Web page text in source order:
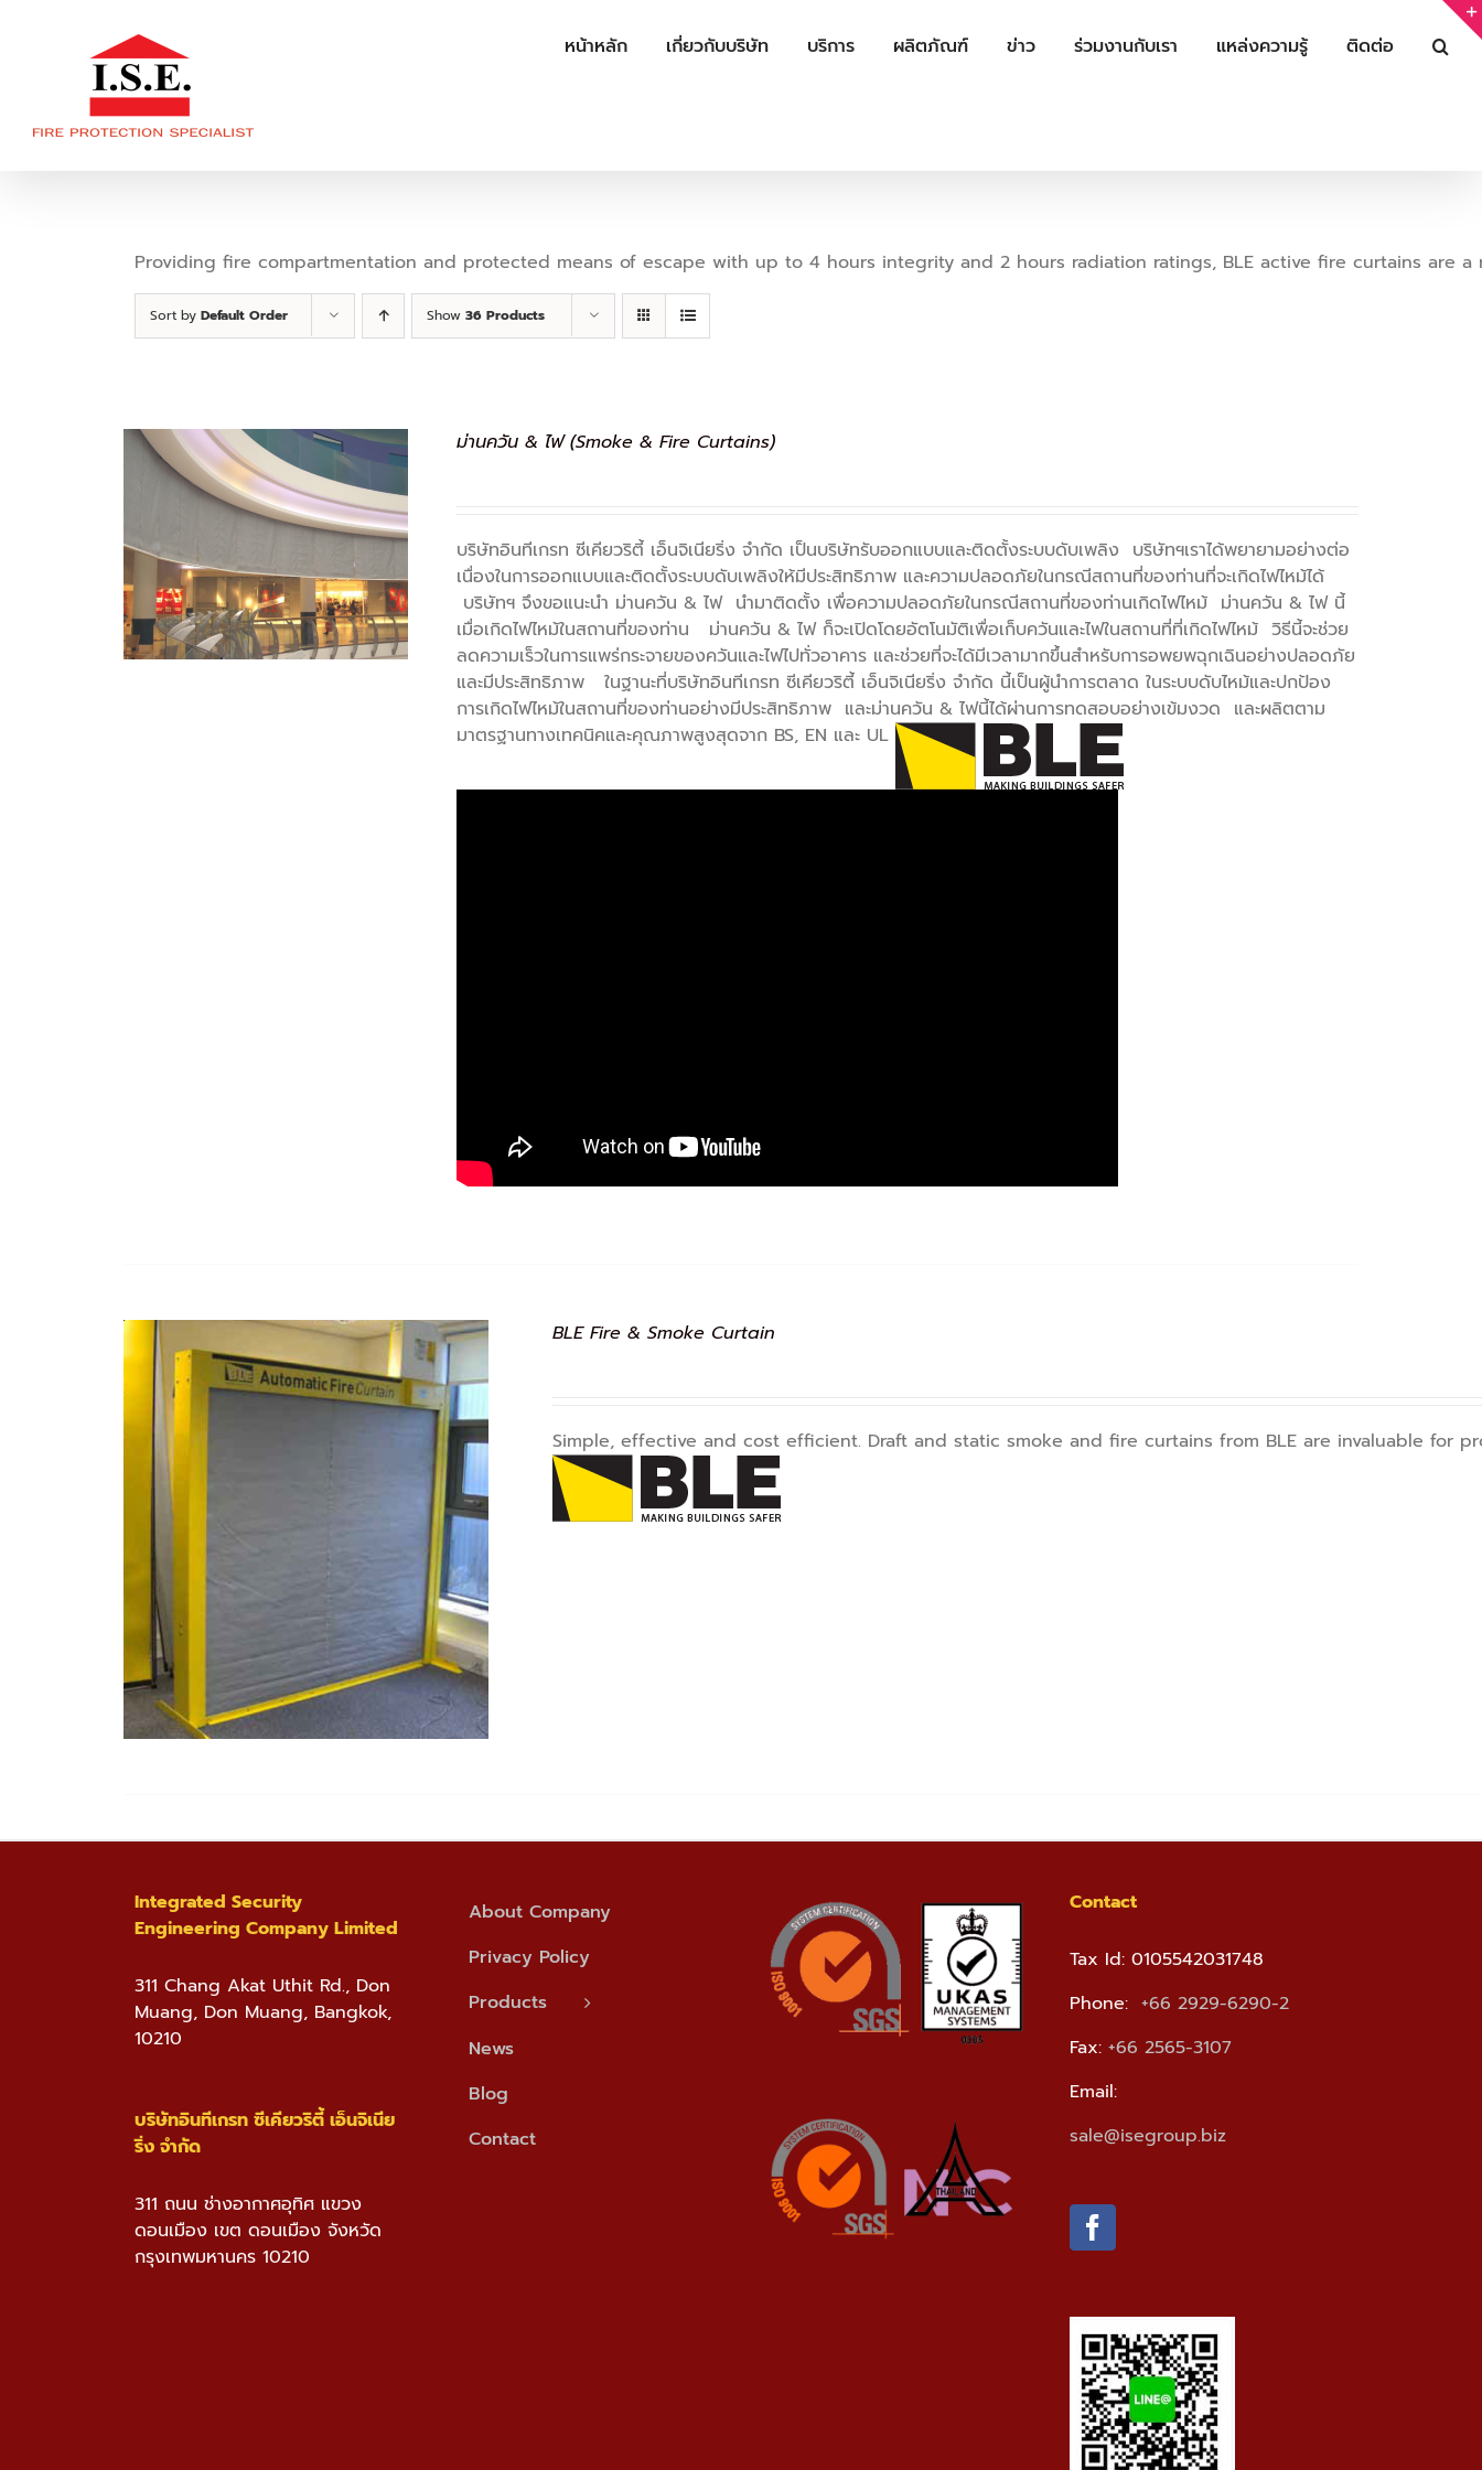
หน้าหลัก เกี่ยวกับบริษัท บริการ ผลิตภัณฑ์ ข่าว ร่วมงานกับเรา แหล่งความรู้ ติดต่อ
Providing fire compartmentation and protected means of escape with up to 4 hours integrity and 2 hours radiation ratings, BLE active fire curtains
Sort by Default Order Show 36 Products
ม่านควัน & ไฟ (Smoke & Fire Curtains)
บริษัทอินทีเกรท ซีเคียวริตี้ เอ็นจิเนียริ่ง จำกัด เป็นบริษัทรับออกแบบและติดตั้งระบบดับเพลิง บริษัทฯเราได้พยายามอย่างต่อ
เนื่องในการออกแบบและติดตั้งระบบดับเพลิงให้มีประสิทธิภาพ และความปลอดภัยในกรณีสถานที่ของท่านที่จะเกิดไฟไหม้ได้
บริษัทฯ จึงขอแนะนำ ม่านควัน & ไฟ นำมาติดตั้ง เพื่อความปลอดภัยในกรณีสถานที่ของท่านเกิดไฟไหม้ ม่านควัน & ไฟ นี้
เมื่อเกิดไฟไหม้ในสถานที่ของท่าน ม่านควัน & ไฟ ก็จะเปิดโดยอัตโนมัติเพื่อเก็บควันและไฟในสถานที่ที่เกิดไฟไหม้ วิธีนี้จะช่วย
ลดความเร็วในการแพร่กระจายของควันและไฟไปทั่วอาคาร และช่วยที่จะได้มีเวลามากขึ้นสำหรับการอพยพฉุกเฉินอย่างปลอดภัย
และมีประสิทธิภาพ ในฐานะที่บริษัทอินทีเกรท ซีเคียวริตี้ เอ็นจิเนียริ่ง จำกัด นี้เป็นผู้นำการตลาด ในระบบดับไหม้และปกป้อง
การเกิดไฟไหม้ในสถานที่ของท่านอย่างมีประสิทธิภาพ และม่านควัน & ไฟนี้ได้ผ่านการทดสอบอย่างเข้มงวด และผลิตตาม
มาตรฐานทางเทคนิคและคุณภาพสูงสุดจาก BS, EN และ UL
BLE Fire & Smoke Curtain
Simple, effective and cost efficient. Draft and static smoke and fire curtains from BLE are invaluable
Integrated Security
Engineering Company Limited
311 Chang Akat Uthit Rd., Don
Muang, Don Muang, Bangkok,
10210
บริษัทอินทีเกรท ซีเคียวริตี้ เอ็นจิเนีย
ริ่ง จำกัด
311 ถนน ช่างอากาศอุทิศ แขวง
ดอนเมือง เขต ดอนเมือง จังหวัด
กรุงเทพมหานคร 10210
About Company
Privacy Policy
Products
News
Blog
Contact
Contact
Tax Id: 0105542031748
Phone: +66 2929-6290-2
Fax: +66 2565-3107
Email:
sale@isegroup.biz